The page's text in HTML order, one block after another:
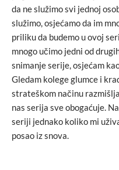
da ne služimo svi jednoj
služimo, osjećamo da im
priliku da budemo u ovoj
mnogo učimo jedni od
snimanje serije, osjećam
Gledam kolege glumce i
strateškom načinu
nas serija sve obogaćuje.
seriji jednako koliko mi
posao iz snova.